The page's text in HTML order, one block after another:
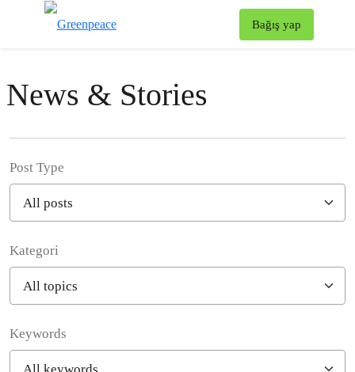
Bağış yap
News & Stories
Post Type
Kategori
Keywords